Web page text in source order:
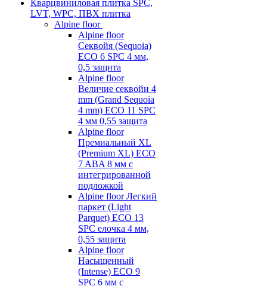
Кварцвиниловая плитка SPC,
LVT, WPC, ПВХ плитка
Alpine floor
Alpine floor
Секвойя (Sequoia)
ECO 6 SPC 4 мм,
0,5 защита
Alpine floor
Величие секвойи 4
mm (Grand Sequoia
4 mm) ECO 11 SPC
4 мм 0,55 защита
Alpine floor
Премиальный XL
(Premium XL) ECO
7 ABA 8 мм с
интегрированной
подложкой
Alpine floor Легкий
паркет (Light
Parquet) ECO 13
SPC елочка 4 мм,
0,55 защита
Alpine floor
Насыщенный
(Intense) ECO 9
SPC 6 мм с